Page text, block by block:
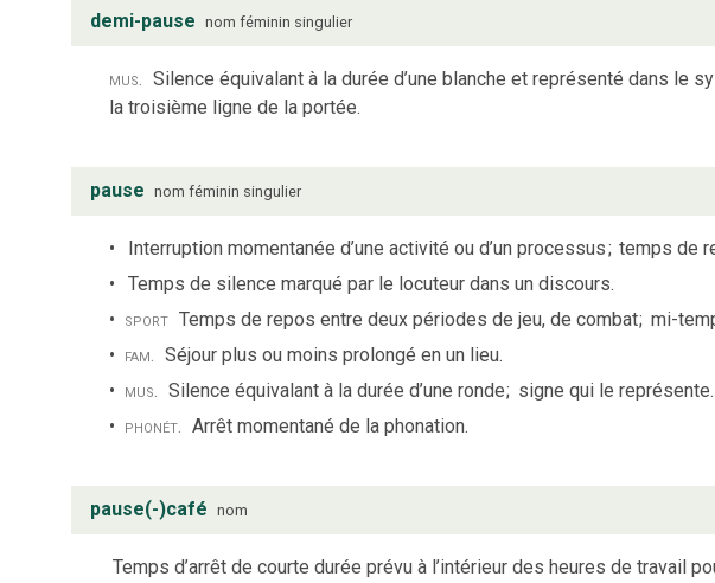
demi-pause nom féminin singulier
mus. Silence équivalant à la durée d’une blanche et représenté dans le
la troisième ligne de la portée.
pause nom féminin singulier
Interruption momentanée d’une activité ou d’un processus; temps de
Temps de silence marqué par le locuteur dans un discours.
sport Temps de repos entre deux périodes de jeu, de combat; mi-
fam. Séjour plus ou moins prolongé en un lieu.
mus. Silence équivalant à la durée d’une ronde; signe qui le représente.
phonét. Arrêt momentané de la phonation.
pause(-)café nom
Temps d’arrêt de courte durée prévu à l’intérieur des heures de travail